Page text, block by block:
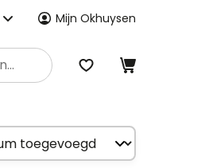
Mijn Okhuysen